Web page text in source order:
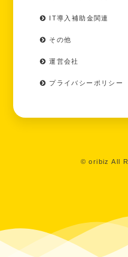
IT導入補助金関連
その他
運営会社
プライバシーポリシー
© oribiz All